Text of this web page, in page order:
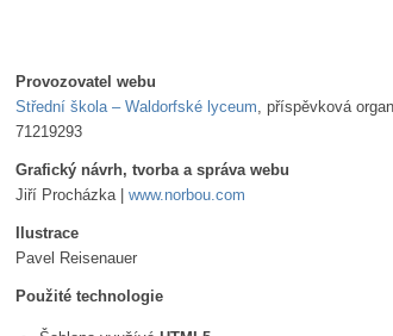
Provozovatel webu
Střední škola – Waldorfské lyceum , příspěvková
71219293
Grafický návrh, tvorba a správa webu
Jiří Procházka | www.norbou.com
Ilustrace
Pavel Reisenauer
Použité technologie